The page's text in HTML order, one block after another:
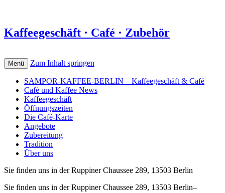
Kaffeegeschäft · Café · Zubehör
Menü Zum Inhalt springen
SAMPOR-KAFFEE-BERLIN – Kaffeegeschäft & Café
Café und Kaffee News
Kaffeegeschäft
Öffnungszeiten
Die Café-Karte
Angebote
Zubereitung
Tradition
Über uns
Sie finden uns in der Ruppiner Chaussee 289, 13503 Berlin
Sie finden uns in der Ruppiner Chaussee 289, 13503 Berlin–